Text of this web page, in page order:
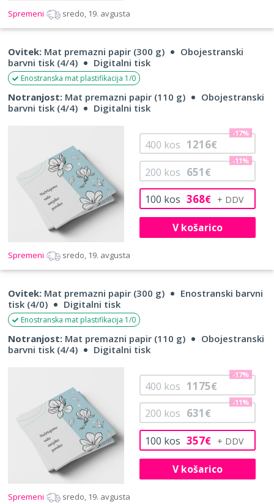
Spremeni sredo, 19. avgusta
Ovitek: Mat premazni papir (300 g)
Obojestranski
barvni tisk (4/4)
Digitalni tisk
Enostranska mat plastifikacija 1/0
Notranjost: Mat premazni papir (110 g)
Obojestranski
barvni tisk (4/4)
Digitalni tisk
100 kos 368€
200 kos 651€
-11%
400 kos 1216€
-17%
V košarico
Spremeni sredo, 19. avgusta
Ovitek: Mat premazni papir (300 g)
Enostranski barvni
tisk (4/0)
Digitalni tisk
Enostranska mat plastifikacija 1/0
Notranjost: Mat premazni papir (110 g)
Obojestranski
barvni tisk (4/4)
Digitalni tisk
100 kos 357€
200 kos 631€
-11%
400 kos 1175€
-17%
V košarico
Spremeni sredo, 19. avgusta